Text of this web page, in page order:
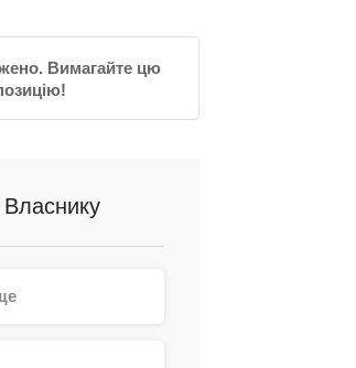
Вимагайте цю